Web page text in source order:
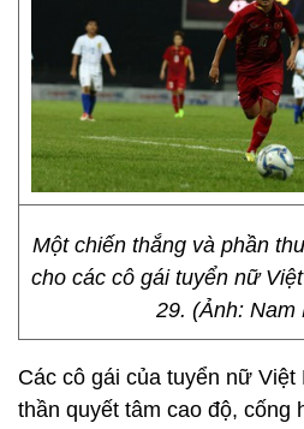
Một chiến thắng và phần
cho các cô gái tuyển nữ
29. (Ảnh: Nam
Các cô gái của tuyển nữ
thần quyết tâm cao độ, cống